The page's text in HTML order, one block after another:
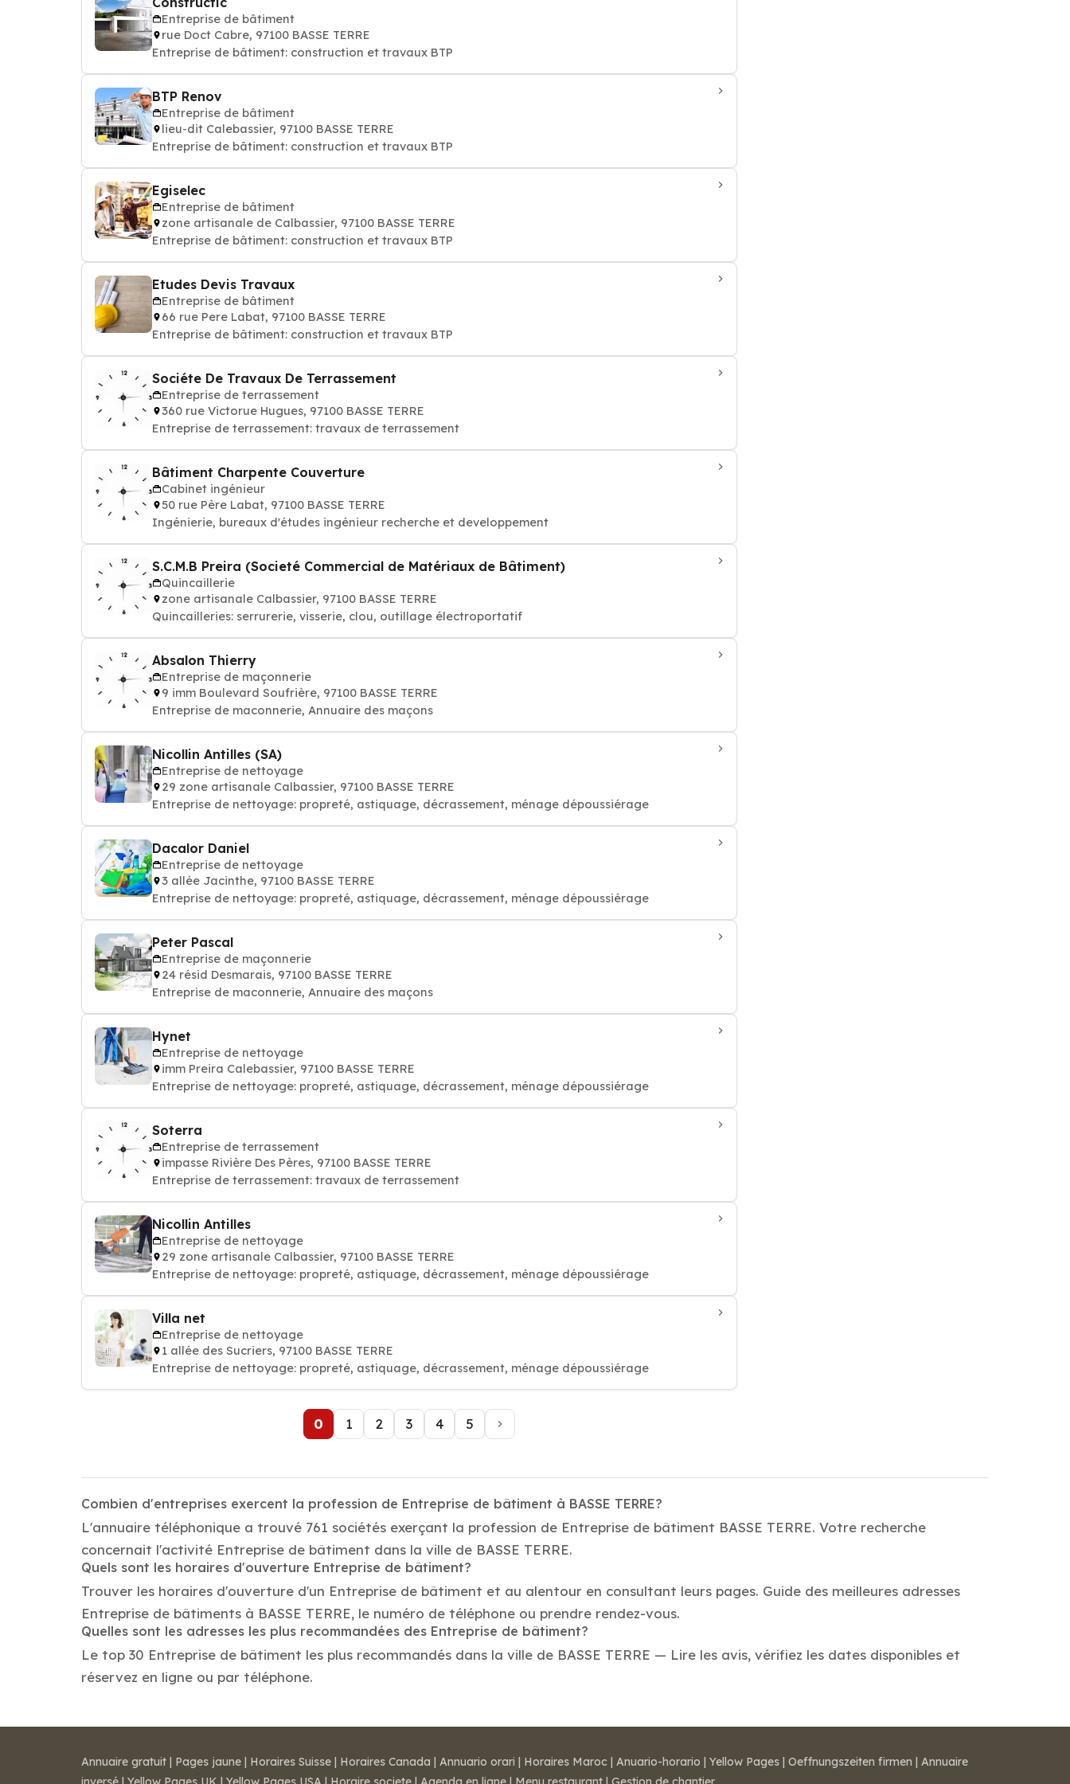
Entreprise de bâtiment
rue Doct Cabre, 97100 BASSE TERRE
Entreprise de bâtiment: construction et travaux BTP
BTP Renov
Entreprise de bâtiment
lieu-dit Calebassier, 97100 BASSE TERRE
Entreprise de bâtiment: construction et travaux BTP
Egiselec
Entreprise de bâtiment
zone artisanale de Calbassier, 97100 BASSE TERRE
Entreprise de bâtiment: construction et travaux BTP
Etudes Devis Travaux
Entreprise de bâtiment
66 rue Pere Labat, 97100 BASSE TERRE
Entreprise de bâtiment: construction et travaux BTP
Sociéte De Travaux De Terrassement
Entreprise de terrassement
360 rue Victorue Hugues, 97100 BASSE TERRE
Entreprise de terrassement: travaux de terrassement
Bâtiment Charpente Couverture
Cabinet ingénieur
50 rue Père Labat, 97100 BASSE TERRE
Ingénierie, bureaux d'études ingénieur recherche et developpement
S.C.M.B Preira (Societé Commercial de Matériaux de Bâtiment)
Quincaillerie
zone artisanale Calbassier, 97100 BASSE TERRE
Quincailleries: serrurerie, visserie, clou, outillage électroportatif
Absalon Thierry
Entreprise de maçonnerie
9 imm Boulevard Soufrière, 97100 BASSE TERRE
Entreprise de maconnerie, Annuaire des maçons
Nicollin Antilles (SA)
Entreprise de nettoyage
29 zone artisanale Calbassier, 97100 BASSE TERRE
Entreprise de nettoyage: propreté, astiquage, décrassement, ménage dépoussiérage
Dacalor Daniel
Entreprise de nettoyage
3 allée Jacinthe, 97100 BASSE TERRE
Entreprise de nettoyage: propreté, astiquage, décrassement, ménage dépoussiérage
Peter Pascal
Entreprise de maçonnerie
24 résid Desmarais, 97100 BASSE TERRE
Entreprise de maconnerie, Annuaire des maçons
Hynet
Entreprise de nettoyage
imm Preira Calebassier, 97100 BASSE TERRE
Entreprise de nettoyage: propreté, astiquage, décrassement, ménage dépoussiérage
Soterra
Entreprise de terrassement
impasse Rivière Des Pères, 97100 BASSE TERRE
Entreprise de terrassement: travaux de terrassement
Nicollin Antilles
Entreprise de nettoyage
29 zone artisanale Calbassier, 97100 BASSE TERRE
Entreprise de nettoyage: propreté, astiquage, décrassement, ménage dépoussiérage
Villa net
Entreprise de nettoyage
1 allée des Sucriers, 97100 BASSE TERRE
Entreprise de nettoyage: propreté, astiquage, décrassement, ménage dépoussiérage
0 1 2 3 4 5
Combien d'entreprises exercent la profession de Entreprise de bâtiment à BASSE TERRE?
L'annuaire téléphonique a trouvé 761 sociétés exerçant la profession de Entreprise de bâtiment BASSE TERRE. Votre recherche
concernait l'activité Entreprise de bâtiment dans la ville de BASSE TERRE.
Quels sont les horaires d'ouverture Entreprise de bâtiment?
Trouver les horaires d'ouverture d'un Entreprise de bâtiment et au alentour en consultant leurs pages. Guide des meilleures adresses
Entreprise de bâtiments à BASSE TERRE, le numéro de téléphone ou prendre rendez-vous.
Quelles sont les adresses les plus recommandées des Entreprise de bâtiment?
Le top 30 Entreprise de bâtiment les plus recommandés dans la ville de BASSE TERRE — Lire les avis, vérifiez les dates disponibles et
réservez en ligne ou par téléphone.
Annuaire gratuit | Pages jaune | Horaires Suisse | Horaires Canada | Annuario orari | Horaires Maroc | Anuario-horario | Yellow Pages | Oeffnungszeiten firmen | Annuaire